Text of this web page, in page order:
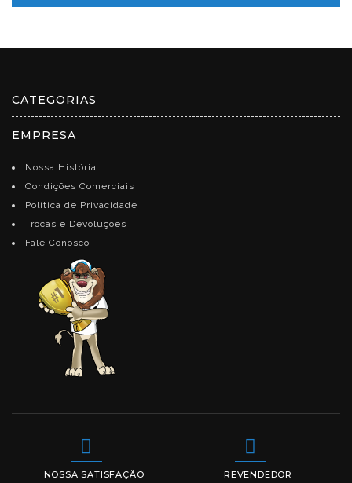
CATEGORIAS
EMPRESA
Nossa História
Condições Comerciais
Política de Privacidade
Trocas e Devoluções
Fale Conosco
NOSSA SATISFAÇÃO REVENDEDOR